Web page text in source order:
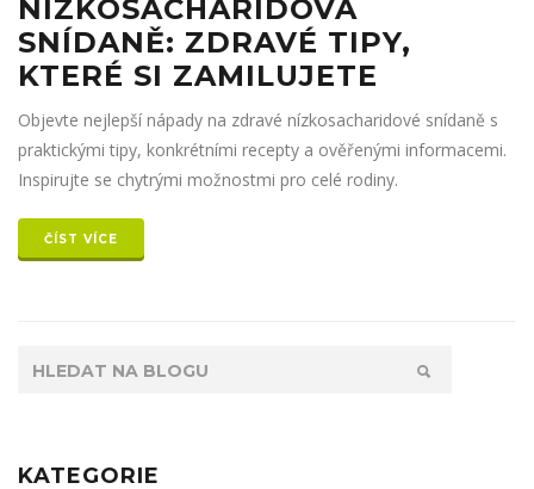
NÍZKOSACHARIDOVÁ
SNÍDANĚ: ZDRAVÉ TIPY,
KTERÉ SI ZAMILUJETE
Objevte nejlepší nápady na zdravé nízkosacharidové snídaně s
praktickými tipy, konkrétními recepty a ověřenými informacemi.
Inspirujte se chytrými možnostmi pro celé rodiny.
ČÍST VÍCE
KATEGORIE